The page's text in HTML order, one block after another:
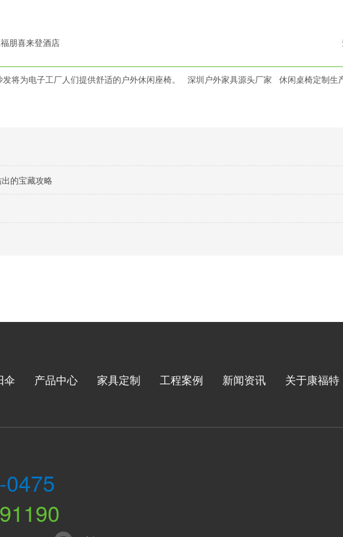
朋喜来登酒店
将为电子工厂人们提供舒适的户外休闲座椅。 深圳户外家具源头厂家
休闲桌椅定制生
的宝藏攻略
伞 产品中心 家具定制 工程案例 新闻资讯 关于康福特